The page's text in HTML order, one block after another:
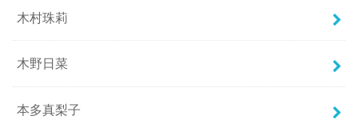
木村珠莉
木野日菜
本多真梨子